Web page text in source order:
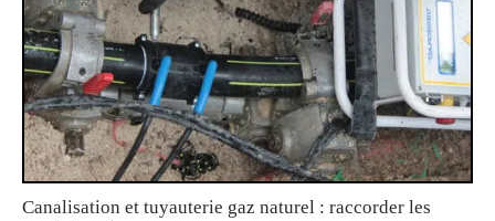
Canalisation et tuyauterie gaz naturel : raccorder les